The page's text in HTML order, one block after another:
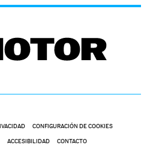
CONFIGURACIÓN DE COOKIES
ACCESIBILIDAD CONTACTO